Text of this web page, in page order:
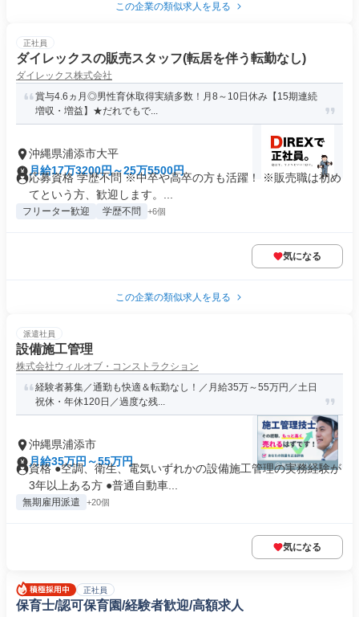
この企業の類似求人を見る
正社員
ダイレックスの販売スタッフ(転居を伴う転勤なし)
ダイレックス株式会社
賞与4.6ヵ月◎男性育休取得実績多数！月8～10日休み【15期連続
増収・増益】★だれでもで...
沖縄県浦添市大平
月給17万3200円～25万5500円
応募資格 学歴不問 ※中卒や高卒の方も活躍！ ※販売職は初め
てという方、歓迎します。...
フリーター歓迎 学歴不問 +6個
気になる
この企業の類似求人を見る
派遣社員
設備施工管理
株式会社ウィルオブ・コンストラクション
経験者募集／通勤も快適＆転勤なし！／月給35万～55万円／土日
祝休・年休120日／過度な残...
沖縄県浦添市
月給35万円～55万円
資格 ●空調、衛生、電気いずれかの設備施工管理の実務経験が
3年以上ある方 ●普通自動車...
無期雇用派遣 +20個
気になる
正社員
保育士/認可保育園/経験者歓迎/高額求人